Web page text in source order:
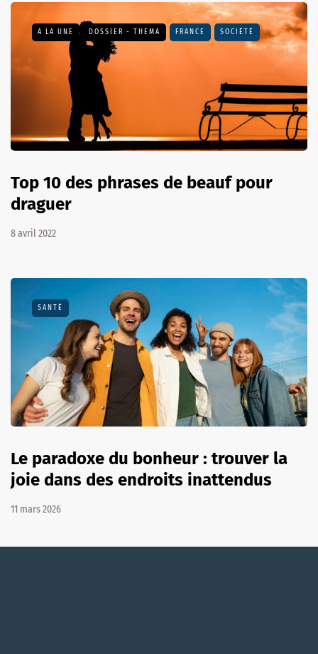
A LA UNE DOSSIER - THEMA FRANCE SOCIÉTÉ
Top 10 des phrases de beauf pour
draguer
8 avril 2022
SANTÉ
Le paradoxe du bonheur : trouver la
joie dans des endroits inattendus
11 mars 2026